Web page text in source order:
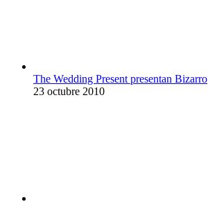
The Wedding Present presentan Bizarro
23 octubre 2010